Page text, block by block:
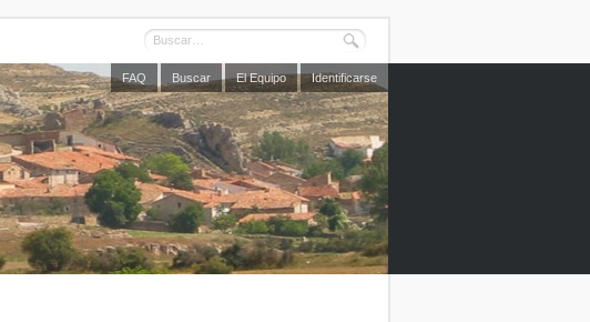
FAQ Buscar El Equipo Identificarse